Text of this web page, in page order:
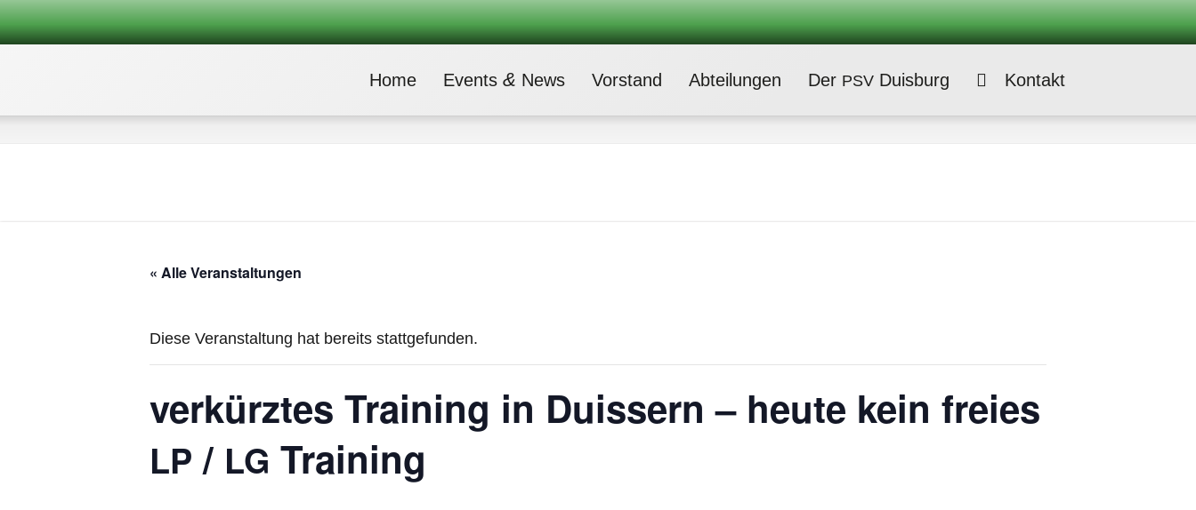
Home Events & News Vor­stand Abtei­lun­gen Der PSVDuisburg Kontakt
« Alle Veranstaltungen
Diese Veranstaltung hat bereits stattgefunden.
ver­kürz­tes Trai­ning in Duis­sern – heute kein freies
LP /​ LG Training